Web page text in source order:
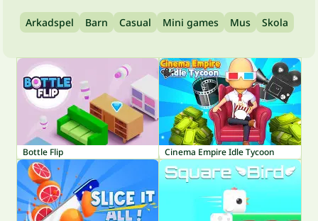
Arkadspel Barn Casual Mini games Mus Skola
Bottle Flip Cinema Empire Idle Tycoon